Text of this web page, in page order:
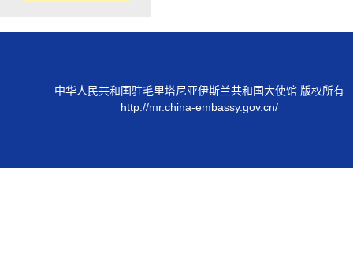
中华人民共和国驻毛里塔尼亚伊斯兰共和国大使馆 版权所有
http://mr.china-embassy.gov.cn/